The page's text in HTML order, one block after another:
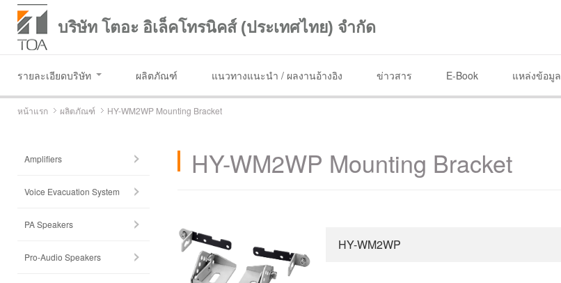
บริษัท โตอะ อิเล็คโทรนิคส์ (ประเทศไทย) จำกัด
รายละเอียดบริษัท ผลิตภัณฑ์ แนวทางแนะนำ / ผลงานอ้างอิง ข่าวสาร E-Book แหล่งข้อมูล
หน้าแรก ผลิตภัณฑ์ HY-WM2WP Mounting Bracket
HY-WM2WP Mounting Bracket
HY-WM2WP
Amplifiers
Voice Evacuation System
PA Speakers
Pro-Audio Speakers